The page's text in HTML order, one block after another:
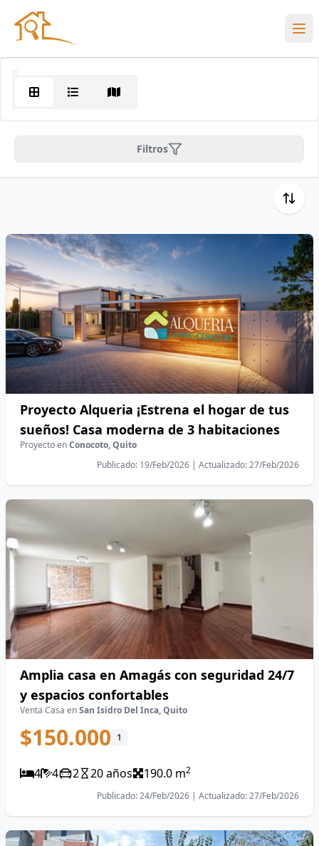
Filtros
Proyecto Alqueria ¡Estrena el hogar de tus
sueños! Casa moderna de 3 habitaciones
Proyecto enConocoto, Quito
Publicado: 19/Feb/2026 | Actualizado: 27/Feb/2026
Amplia casa en Amagás con seguridad 24/7
y espacios confortables
Venta Casa enSan Isidro Del Inca, Quito
$150.000 1
4 4 2 20 años 190.0 m2
Publicado: 24/Feb/2026 | Actualizado: 27/Feb/2026